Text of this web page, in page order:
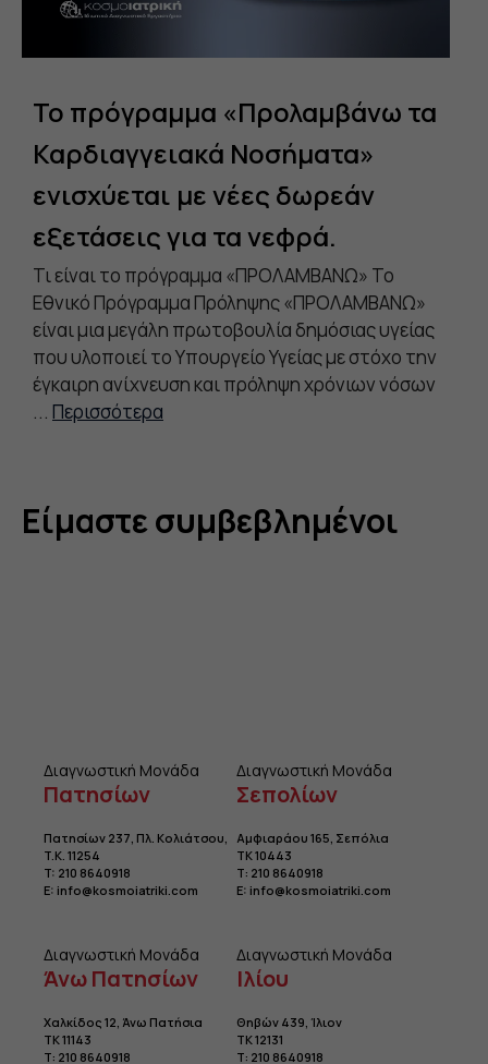
Το πρόγραμμα «Προλαμβάνω τα
Καρδιαγγειακά Νοσήματα»
ενισχύεται με νέες δωρεάν
εξετάσεις για τα νεφρά.
Τι είναι το πρόγραμμα «ΠΡΟΛΑΜΒΑΝΩ» Το
Εθνικό Πρόγραμμα Πρόληψης «ΠΡΟΛΑΜΒΑΝΩ»
είναι μια μεγάλη πρωτοβουλία δημόσιας υγείας
που υλοποιεί το Υπουργείο Υγείας με στόχο την
έγκαιρη ανίχνευση και πρόληψη χρόνιων νόσων
... Περισσότερα
Είμαστε συμβεβλημένοι
Διαγνωστική Μονάδα
Πατησίων
Πατησίων 237, Πλ. Κολιάτσου
T.K. 11254
T: 210 8640918
E: info@kosmoiatriki.com
Διαγνωστική Μονάδα
Σεπολίων
Αμφιαράου 165, Σεπόλια
TK 10443
Τ: 210 8640918
E: info@kosmoiatriki.com
Διαγνωστική Μονάδα
Άνω Πατησίων
Χαλκίδος 12, Άνω Πατήσια
TK 11143
Τ: 210 8640918
Διαγνωστική Μονάδα
Ιλίου
Θηβών 439, Ίλιον
TK 12131
Τ: 210 8640918